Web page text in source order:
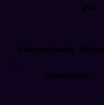
2:4
Cologne Hawks
Donnerstag